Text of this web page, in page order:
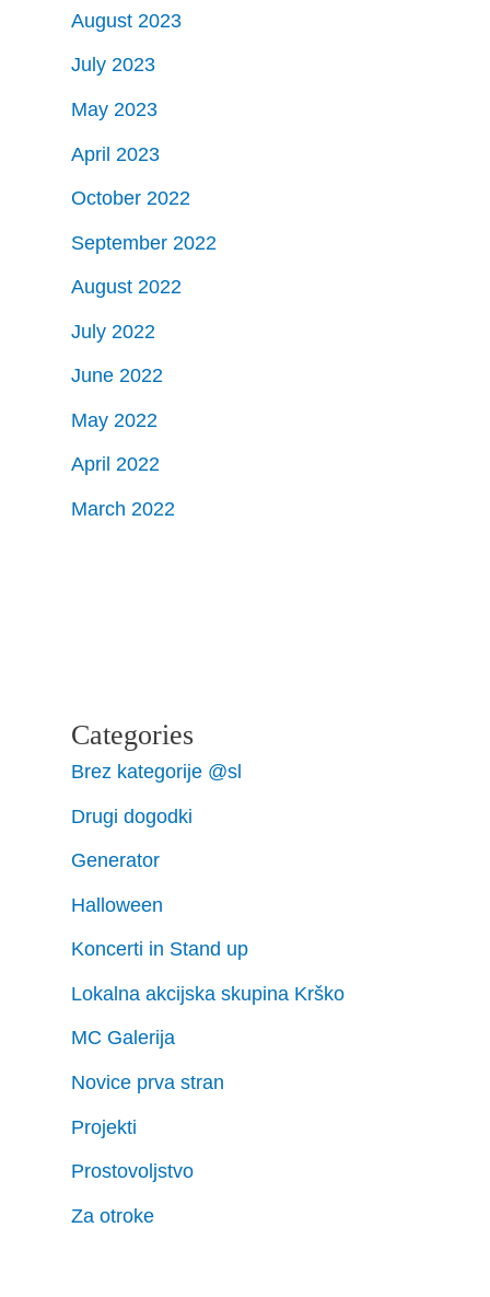
August 2023
July 2023
May 2023
April 2023
October 2022
September 2022
August 2022
July 2022
June 2022
May 2022
April 2022
March 2022
Categories
Brez kategorije @sl
Drugi dogodki
Generator
Halloween
Koncerti in Stand up
Lokalna akcijska skupina Krško
MC Galerija
Novice prva stran
Projekti
Prostovoljstvo
Za otroke